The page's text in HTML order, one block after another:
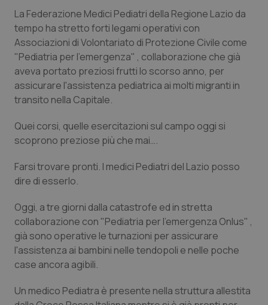
Piemonte
Provincia Autonoma di Bolzano
Provincia Autonoma di Trento
Sardegna
Sicilia
Toscana
Umbria
Valle D’Aosta
HIV
Infezioni & Febbre
Ipertensione & Scompenso
Malattia di Crohn & Rettocolite Ulcerosa
Neuroscienze & patologie neurodegenerative
Obesità
Oftalmologia
Oncodermatologia
La Federazione Medici Pediatri della Regione Lazio da
tempo ha stretto forti legami operativi con
Associazioni di Volontariato di Protezione Civile come
"Pediatria per l'emergenza" , collaborazione che già
aveva portato preziosi frutti lo scorso anno, per
assicurare l'assistenza pediatrica ai molti migranti in
transito nella Capitale.
Quei corsi, quelle esercitazioni sul campo oggi si
scoprono preziose più che mai….
Farsi trovare pronti. I medici Pediatri del Lazio posso
dire di esserlo.
Oggi, a tre giorni dalla catastrofe ed in stretta
collaborazione con "Pediatria per l'emergenza Onlus" ,
già sono operative le turnazioni per assicurare
l'assistenza ai bambini nelle tendopoli e nelle poche
case ancora agibili.
Un medico Pediatra è presente nella struttura allestita